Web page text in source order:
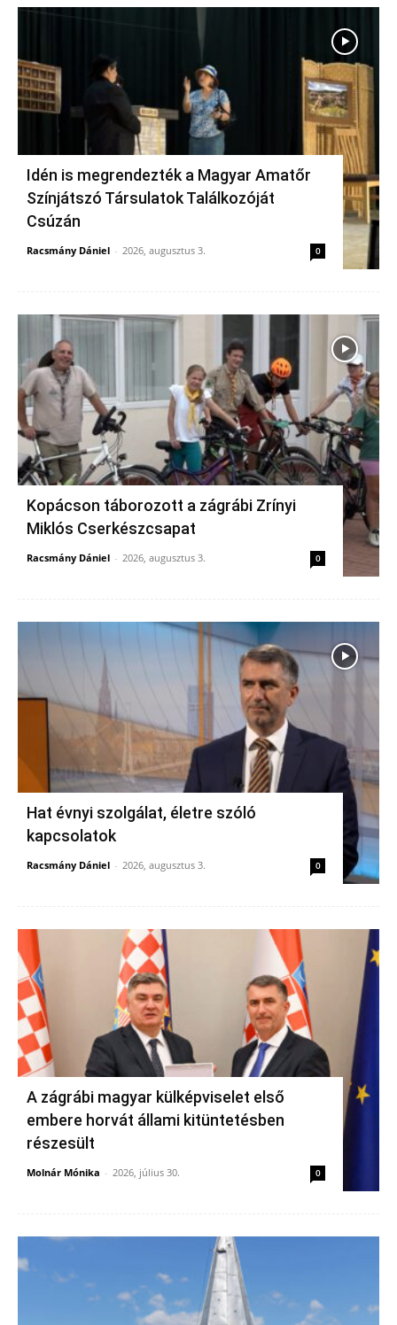
Idén is megrendezték a Magyar Amatőr
Színjátszó Társulatok Találkozóját
Csúzán
Racsmány Dániel - 2026, augusztus 3. 0
Kopácson táborozott a zágrábi Zrínyi
Miklós Cserkészcsapat
Racsmány Dániel - 2026, augusztus 3. 0
Hat évnyi szolgálat, életre szóló
kapcsolatok
Racsmány Dániel - 2026, augusztus 3. 0
A zágrábi magyar külképviselet első
embere horvát állami kitüntetésben
részesült
Molnár Mónika - 2026, július 30. 0